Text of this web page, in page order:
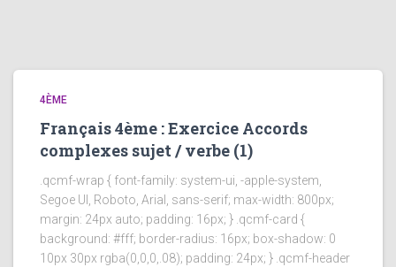
4ÈME
Français 4ème : Exercice Accords
complexes sujet / verbe (1)
.qcmf-wrap { font-family: system-ui, -apple-system,
Segoe UI, Roboto, Arial, sans-serif; max-width: 800px;
margin: 24px auto; padding: 16px; } .qcmf-card {
background: #fff; border-radius: 16px; box-shadow: 0
10px 30px rgba(0,0,0,.08); padding: 24px; } .qcmf-header